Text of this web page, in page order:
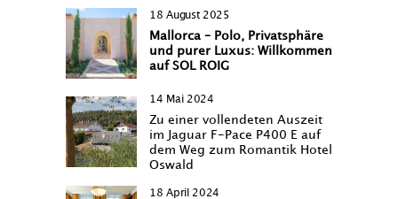
18 August 2025
Mallorca – Polo, Privatsphäre
und purer Luxus: Willkommen
auf SOL ROIG
14 Mai 2024
Zu einer vollendeten Auszeit
im Jaguar F-Pace P400 E auf
dem Weg zum Romantik Hotel
Oswald
18 April 2024